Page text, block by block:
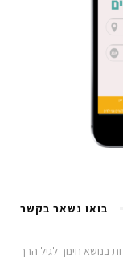
בואו נשאר בקשר
בנושא חינוך לגיל הרך